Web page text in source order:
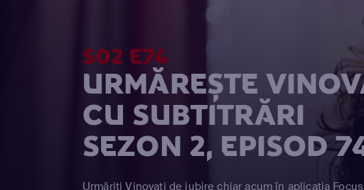
S02 E74
URMĂREȘTE
CU SUBTITRĂRI
SEZON 2, EPISOD
Urmăriți Vinovaţi de iubire chiar acum în aplicația